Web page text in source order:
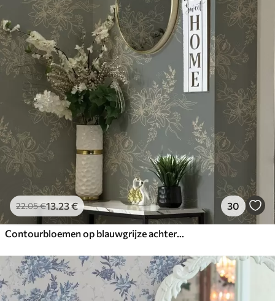
22.05€13.23€ 30
Contourbloemen op blauwgrijze achtergrond, elegant botanisch patroon